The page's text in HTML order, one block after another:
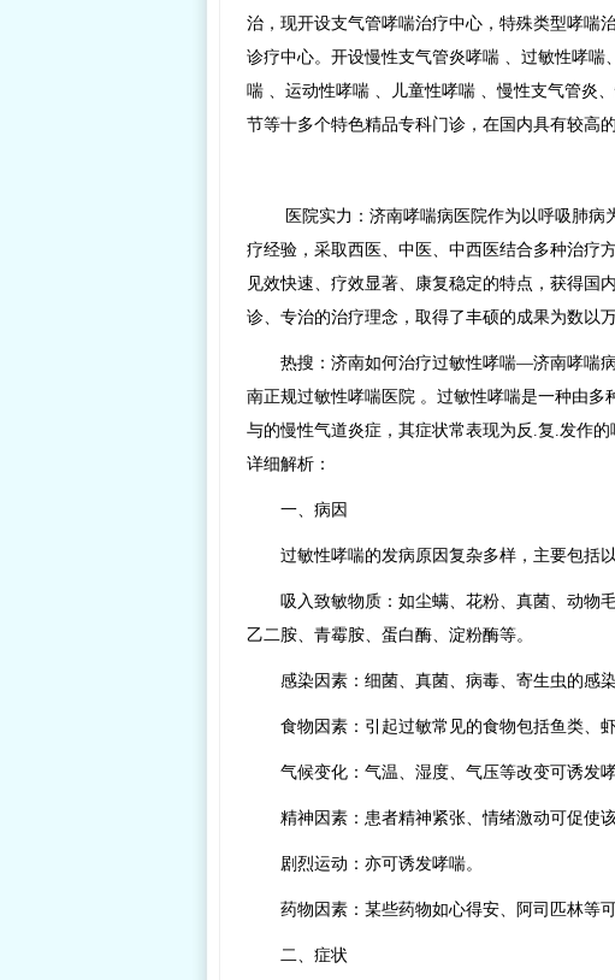
治，现开设支气管哮喘治疗中心，特殊类型哮喘
诊疗中心。开设慢性支气管炎哮喘 、过敏性哮
喘 、运动性哮喘 、儿童性哮喘 、慢性支气管炎
节等十多个特色精品专科门诊，在国内具有较高
医院实力：济南哮喘病医院作为以呼吸肺
疗经验，采取西医、中医、中西医结合多种治疗
见效快速、疗效显著、康复稳定的特点，获得国
诊、专治的治疗理念，取得了丰硕的成果为数以
热搜：济南如何治疗过敏性哮喘—济南哮喘
南正规过敏性哮喘医院 。过敏性哮喘是一种由
与的慢性气道炎症，其症状常表现为反.复.发作
详细解析：
一、病因
过敏性哮喘的发病原因复杂多样，主要包括
吸入致敏物质：如尘螨、花粉、真菌、动物
乙二胺、青霉胺、蛋白酶、淀粉酶等。
感染因素：细菌、真菌、病毒、寄生虫的感
食物因素：引起过敏常见的食物包括鱼类、
气候变化：气温、湿度、气压等改变可诱发
精神因素：患者精神紧张、情绪激动可促使该
剧烈运动：亦可诱发哮喘。
药物因素：某些药物如心得安、阿司匹林等
二、症状